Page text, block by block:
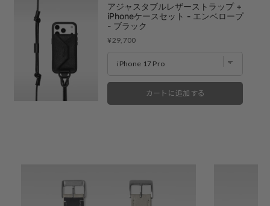
アジャスタブルレザーストラップ +
iPhoneケースセット - エンベロープ
- ブラック
Price
¥29,700
カートに追加する